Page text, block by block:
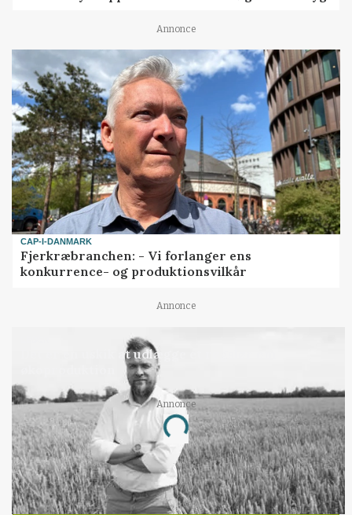
Annonce
CAP-I-DANMARK
Fjerkræbranchen: - Vi forlanger ens
konkurrence- og produktionsvilkår
Annonce
Det er en uskik at udlægge et røgslør om
Annonce
Loading...
Jobs